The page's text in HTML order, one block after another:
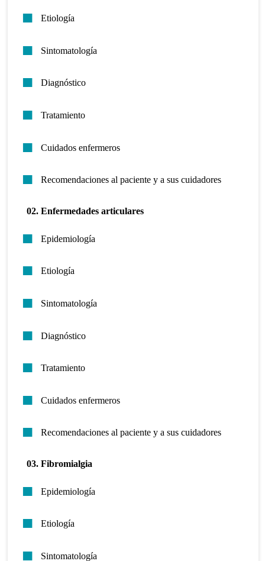
Etiología
Sintomatología
Diagnóstico
Tratamiento
Cuidados enfermeros
Recomendaciones al paciente y a sus cuidadores
02. Enfermedades articulares
Epidemiología
Etiología
Sintomatología
Diagnóstico
Tratamiento
Cuidados enfermeros
Recomendaciones al paciente y a sus cuidadores
03. Fibromialgia
Epidemiología
Etiología
Sintomatología